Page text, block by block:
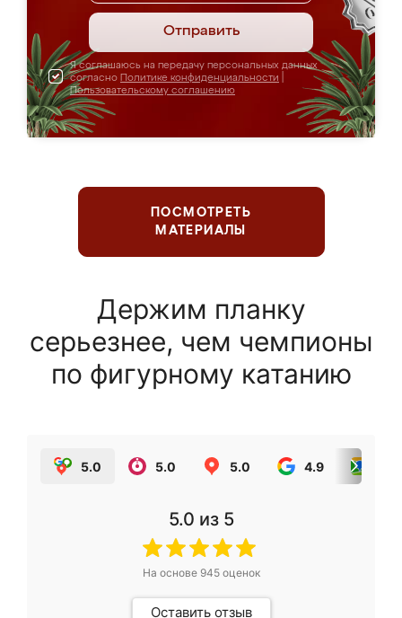
Отправить
Я соглашаюсь на передачу персональных данных
согласно Политике конфиденциальности
Пользовательскому соглашению
ПОСМОТРЕТЬ
МАТЕРИАЛЫ
Держим планку
серьезнее, чем чемпионы
по фигурному катанию
5.0 5.0 5.0 4.9
5.0 из 5
На основе 945оценок
Оставить отзыв